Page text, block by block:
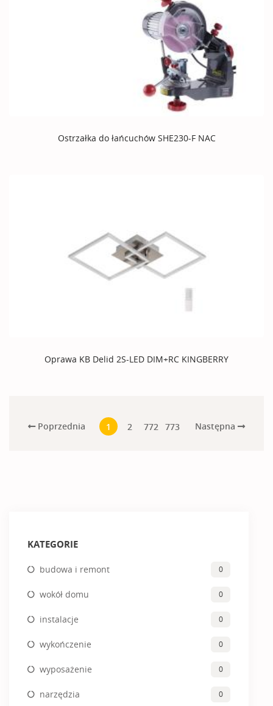
KATEGORIE
budowa i remont 0
wokół domu 0
instalacje 0
wykończenie 0
wyposażenie 0
narzędzia 0
Ostrzałka do łańcuchów SHE230-F NAC
Oprawa KB Delid 2S-LED DIM+RC KINGBERRY
Poprzednia 1 2 772 773 Następna